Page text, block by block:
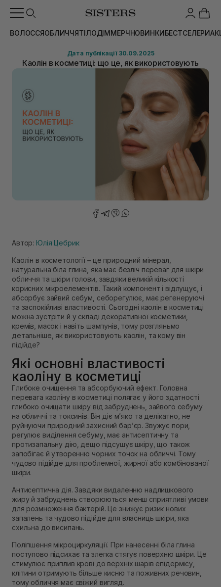
ВОЛОССЯОБЛИЧЧЯТІЛОДІММЕРЧНОВИНКИБЕСТСЕЛЕРИ
Дата публікації 30.09.2025
Каолін в косметиці: що це, як використовують
Автор: Юлія Цебрик
Каолін в косметології – це природний мінерал,
натуральна біла глина, яка має безліч переваг для шкіри
обличчя та шкіри голови, завдяки великій кількості
корисних мікроелементів. Такий компонент і відлущує, і
абсорбує зайвий себум, себорегулює, має регенеруючі
та заспокійливі властивості. Сьогодні каолін в косметиці
можна зустріти й у складі декоративної косметики,
кремів, масок і навіть шампунів, тому розгляньмо
детальніше, як використовують каолін, та кому він
підійде?
Які основні властивості
каоліну в косметиці
Глибоке очищення та абсорбуючий ефект. Головна
перевага каоліну в косметиці полягає у його здатності
глибоко очищати шкіру від забруднень, зайвого себуму
на обличчі та токсинів. Він діє м’яко та делікатно, не
руйнуючи природний захисний бар’єр. Звужує пори,
регулює виділення себуму, має антисептичну та
протизапальну дію, дещо підсушує шкіру, що також
запобігає й утворенню чорних точок на обличчі. Тому
чудово підійде для проблемної, жирної або комбінованої
шкіри.
Антисептична дія. Завдяки видаленню надлишкового
жиру й забруднень створюються менш сприятливі умови
для розмноження бактерій. Це знижує ризик нових
запалень та чудово підійде для власниць шкіри, яка
схильна до висипань.
Поліпшення мікроциркуляції. При нанесенні біла глина
поступово підсихає та злегка стягує поверхню шкіри. Це
стимулює приплив крові до верхніх шарів епідермісу,
клітини отримують більше кисню та поживних речовин,
тому обличчя має свіжий вигляд.